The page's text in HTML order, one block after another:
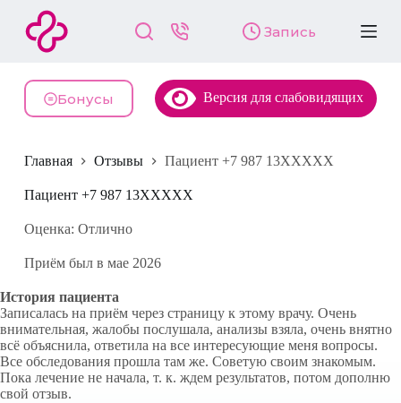
й
и
у
и
Запись
Бонусы Версия для слабовидящих
Главная Отзывы Пациент +7 987 13XXXXX
Пациент +7 987 13XXXXX
Оценка: Отлично
Приём был в мае 2026
История пациента
Записалась на приём через страницу к этому врачу. Очень
внимательная, жалобы послушала, анализы взяла, очень внятно
всё объяснила, ответила на все интересующие меня вопросы.
Все обследования прошла там же. Советую своим знакомым.
Пока лечение не начала, т. к. ждем результатов, потом дополню
свой отзыв.